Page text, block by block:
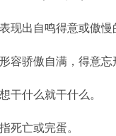
现出自鸣得意或傲慢
容骄傲自满，得意忘
干什么就干什么。
死亡或完蛋。